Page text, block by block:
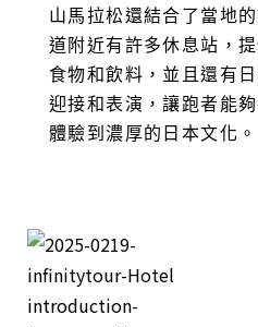
山馬拉松還結合了當地
道附近有許多休息站，
食物和飲料，並且還有
迎接和表演，讓跑者能
體驗到濃厚的日本文化。